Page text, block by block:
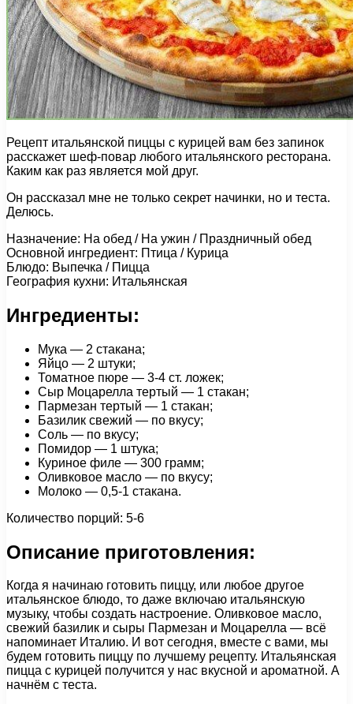
Рецепт итальянской пиццы с курицей вам без запинок
расскажет шеф-повар любого итальянского ресторана.
Каким как раз является мой друг.
Он рассказал мне не только секрет начинки, но и теста.
Делюсь.
Назначение: На обед / На ужин / Праздничный обед
Основной ингредиент: Птица / Курица
Блюдо: Выпечка / Пицца
География кухни: Итальянская
Ингредиенты:
Мука — 2 стакана;
Яйцо — 2 штуки;
Томатное пюре — 3-4 ст. ложек;
Сыр Моцарелла тертый — 1 стакан;
Пармезан тертый — 1 стакан;
Базилик свежий — по вкусу;
Соль — по вкусу;
Помидор — 1 штука;
Куриное филе — 300 грамм;
Оливковое масло — по вкусу;
Молоко — 0,5-1 стакана.
Количество порций: 5-6
Описание приготовления:
Когда я начинаю готовить пиццу, или любое другое
итальянское блюдо, то даже включаю итальянскую
музыку, чтобы создать настроение. Оливковое масло,
свежий базилик и сыры Пармезан и Моцарелла — всё
напоминает Италию. И вот сегодня, вместе с вами, мы
будем готовить пиццу по лучшему рецепту. Итальянская
пицца с курицей получится у нас вкусной и ароматной. А
начнём с теста.